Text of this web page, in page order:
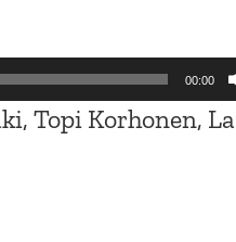
00:00
Topi Korhonen,